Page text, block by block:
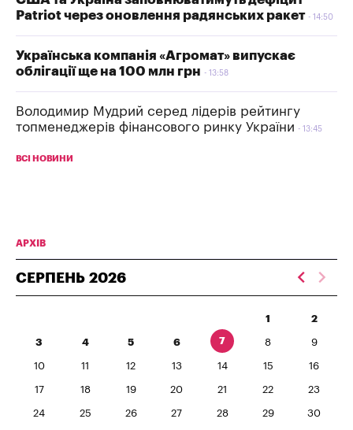
Patriot через оновлення радянських ракет
14:50
Українська компанія «Агромат» випускає
облігації ще на 100 млн грн
13:58
Володимир Мудрий серед лідерів рейтингу
топменеджерів фінансового ринку України
13:45
ВСІ НОВИНИ
АРХІВ
СЕРПЕНЬ 2026
1 2
3 4 5 6 7 8 9
10 11 12 13 14 15 16
17 18 19 20 21 22 23
24 25 26 27 28 29 30